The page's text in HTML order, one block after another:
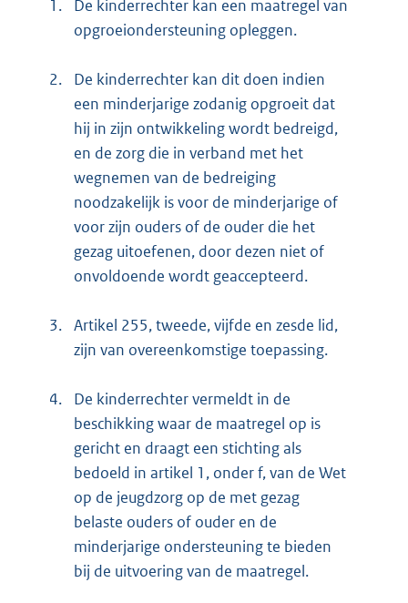
1.
De kinderrechter kan een maatregel van
opgroeiondersteuning opleggen.
2.
De kinderrechter kan dit doen indien
een minderjarige zodanig opgroeit dat
hij in zijn ontwikkeling wordt bedreigd,
en de zorg die in verband met het
wegnemen van de bedreiging
noodzakelijk is voor de minderjarige of
voor zijn ouders of de ouder die het
gezag uitoefenen, door dezen niet of
onvoldoende wordt geaccepteerd.
3. Artikel 255, tweede, vijfde en zesde lid,
zijn van overeenkomstige toepassing.
4.
De kinderrechter vermeldt in de
beschikking waar de maatregel op is
gericht en draagt een stichting als
bedoeld in artikel 1, onder f, van de Wet
op de jeugdzorg op de met gezag
belaste ouders of ouder en de
minderjarige ondersteuning te bieden
bij de uitvoering van de maatregel.